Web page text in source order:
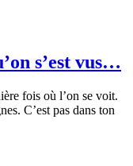
s’est vus…
fois où l’on se voit.
C’est pas dans ton